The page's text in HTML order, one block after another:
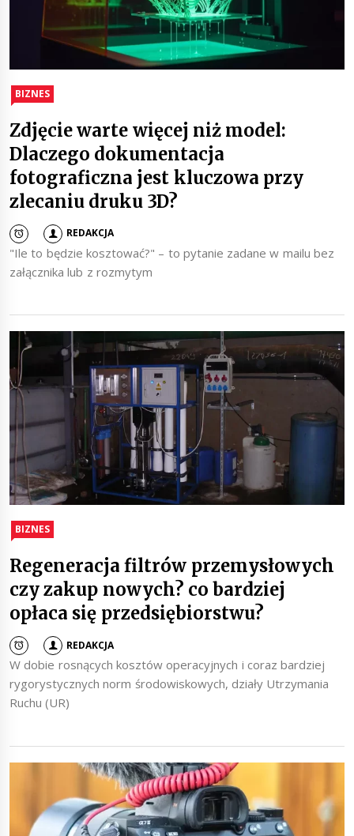
BIZNES
Zdjęcie warte więcej niż model:
Dlaczego dokumentacja
fotograficzna jest kluczowa przy
zlecaniu druku 3D?
REDAKCJA
"Ile to będzie kosztować?" – to pytanie zadane w mailu bez
załącznika lub z rozmytym
BIZNES
Regeneracja filtrów przemysłowych
czy zakup nowych? co bardziej
opłaca się przedsiębiorstwu?
REDAKCJA
W dobie rosnących kosztów operacyjnych i coraz bardziej
rygorystycznych norm środowiskowych, działy Utrzymania
Ruchu (UR)